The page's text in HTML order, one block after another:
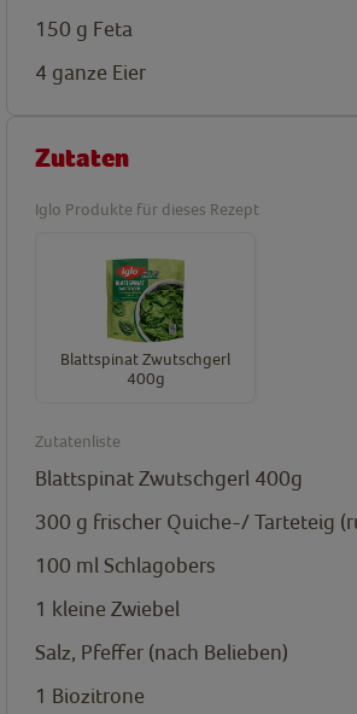
150 g Feta
4 ganze Eier
Zutaten
Iglo Produkte für dieses Rezept
Blattspinat Zwutschgerl
400g
Zutatenliste
Blattspinat Zwutschgerl 400g
300 g frischer Quiche-/ Tarteteig
100 ml Schlagobers
1 kleine Zwiebel
Salz, Pfeffer (nach Belieben)
1 Biozitrone